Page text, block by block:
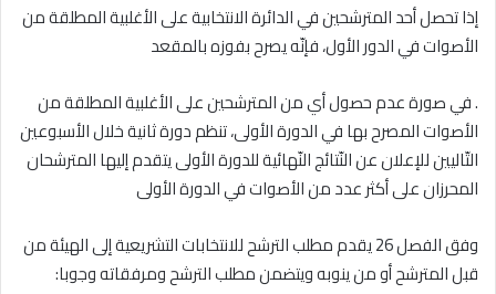
إذا تحصل أحد المترشحين في الدائرة الانتخابية على الأغلبية المطلقة من
الأصوات في الدور الأول، فإنّه يصرح بفوزه بالمقعد
. في صورة عدم حصول أي من المترشحين على الأغلبية المطلقة من
الأصوات المصرح بها في الدورة الأولى، تنظم دورة ثانية خلال الأسبوعين
التّاليين للإعلان عن النّتائج النّهائية للدورة الأولى يتقدم إليها المترشحان
المحرزان على أكثر عدد من الأصوات في الدورة الأولى
وفق الفصل 26 يقدم مطلب الترشح للانتخابات التشريعية إلى الهيئة من
قبل المترشح أو من ينوبه ويتضمن مطلب الترشح ومرفقاته وجوبا: